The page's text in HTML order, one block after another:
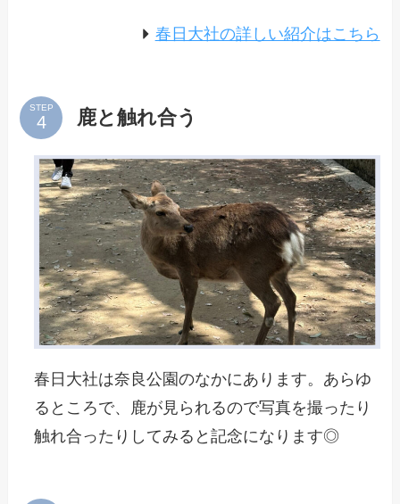
春日大社の詳しい紹介はこちら
STEP 鹿と触れ合う
春日大社は奈良公園のなかにあります。あらゆ
るところで、鹿が見られるので写真を撮ったり
触れ合ったりしてみると記念になります◎